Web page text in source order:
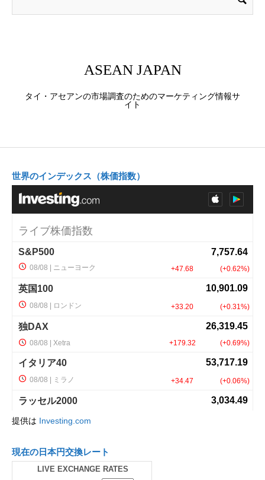
ASEAN JAPAN
タイ・アセアンの市場調査のためのマーケティング情報サ
イト
世界のインデックス（株価指数）
提供は Investing.com
現在の日本円交換レート
LIVE EXCHANGE RATES